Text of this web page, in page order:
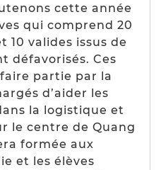
cette année
qui comprend 20
10 valides issus de
défavorisés. Ces
partie par la
d’aider les
la logistique et
le centre de Quang
formée aux
et les élèves